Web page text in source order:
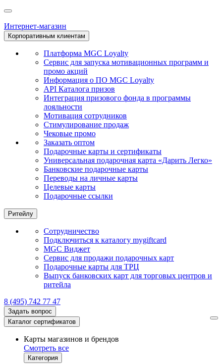
Интернет-магазин
Корпоративным клиентам
Платформа MGC Loyalty
Сервис для запуска мотивационных программ и
промо акций
Информация о ПО MGC Loyalty
API Каталога призов
Интеграция призового фонда в программы
лояльности
Мотивация сотрудников
Стимулирование продаж
Чековые промо
Заказать оптом
Подарочные карты и сертификаты
Универсальная подарочная карта «Дарить Легко»
Банковские подарочные карты
Переводы на личные карты
Целевые карты
Подарочные ссылки
Ритейлу
Сотрудничество
Подключиться к каталогу mygiftcard
MGC Виджет
Сервис для продажи подарочных карт
Подарочные карты для ТРЦ
Выпуск банковских карт для торговых центров и
ритейла
8 (495) 742 77 47
Задать вопрос
Каталог сертификатов
Карты магазинов и брендов
Смотреть все
Категория